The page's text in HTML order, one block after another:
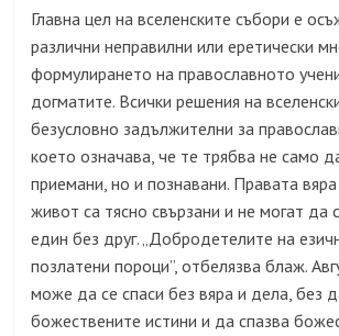
Главна цел на вселенските събори е
различни неправилни или еретически
формулирането на православното
догматите. Всички решения на
безусловно задължителни за
което означава, че те трябва не само
приемани, но и познавани. Правата
живот са тясно свързани и не могат да
един без друг. „Добродетелите на
позлатени пороци”, отбелязва блаж.
може да се спаси без вяра и дела, без
божествените истини и да спазва